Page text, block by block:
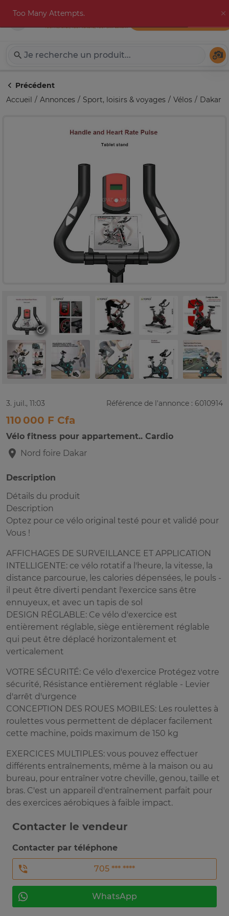
Expat-Dakar
Précédent
Accueil
Annonces Sport, loisirs & voyages Vélos Dakar
3. juil., 11:03 Référence de l'annonce : 6010914
110 000 F Cfa
Vélo fitness pour appartement.. Cardio
Nord foire Dakar
Description
Détails du produit
Description
Optez pour ce vélo original testé pour et validé pour
Vous !
AFFICHAGES DE SURVEILLANCE ET APPLICATION
INTELLIGENTE: ce vélo rotatif a l'heure, la vitesse, la
distance parcourue, les calories dépensées, le pouls -
il peut être diverti pendant l'exercice sans être
ennuyeux, et avec un tapis de sol
DESIGN RÉGLABLE: Ce vélo d'exercice est
entièrement réglable, siège entièrement réglable
qui peut être déplacé horizontalement et
verticalement
VOTRE SÉCURITÉ: Ce vélo d'exercice Protégez votre
sécurité, Résistance entièrement réglable - Levier
d'arrêt d'urgence
CONCEPTION DES ROUES MOBILES: Les roulettes à
roulettes vous permettent de déplacer facilement
cette machine, poids maximum de 150 kg
EXERCICES MULTIPLES: vous pouvez effectuer
différents entraînements, même à la maison ou au
bureau, pour entraîner votre cheville, genou, taille et
bras. C'est un appareil d'entraînement parfait pour
des exercices aérobiques à faible impact.
Contacter le vendeur
Contacter par téléphone
705 *** ****
WhatsApp
Too Many Attempts.